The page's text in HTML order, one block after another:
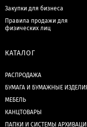
Закупки для бизнеса
Правила продажи для
физических лиц
КАТАЛОГ
РАСПРОДАЖА
БУМАГА И БУМАЖНЫЕ
МЕБЕЛЬ
КАНЦТОВАРЫ
ПАПКИ И СИСТЕМЫ